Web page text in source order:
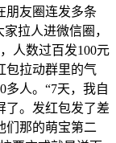
朋友圈连发多条
拉人进微信圈，
人数过百发100元
包拉动群里的气
多人。“7天，我自
了。发红包发了差
们那的萌宝第二